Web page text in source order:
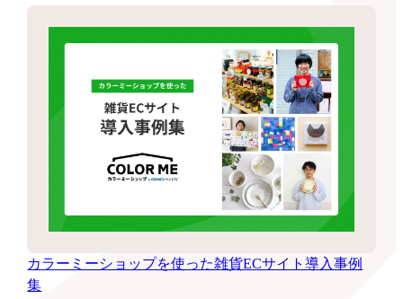
カラーミーショップを使った雑貨ECサイト導入事例
集